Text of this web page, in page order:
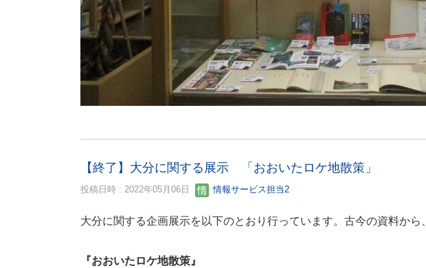
【終了】大分に関する展示 「おおいたロケ地散策」
投稿日時 : 2022年05月06日 情報サービス担当2
大分に関する企画展示を以下のとおり行っています。古今の資料から
『おおいたロケ地散策』